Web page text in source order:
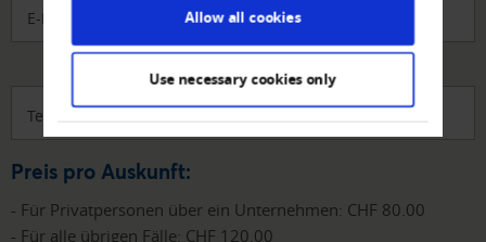
Allow all cookies
Use necessary cookies only
E-Mail-Adresse
Telefonnummer
Preis pro Auskunft:
- Für Privatpersonen über ein Unternehmen: CHF 80.00
- Für alle übrigen Fälle: CHF 120.00